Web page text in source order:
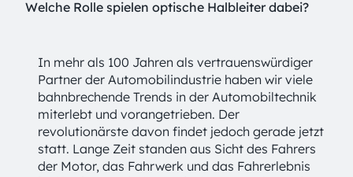
Welche Rolle spielen optische Halbleiter dabei?
In mehr als 100 Jahren als vertrauenswürdiger
Partner der Automobilindustrie haben wir viele
bahnbrechende Trends in der Automobiltechnik
miterlebt und vorangetrieben. Der
revolutionärste davon findet jedoch gerade jetzt
statt. Lange Zeit standen aus Sicht des Fahrers
der Motor, das Fahrwerk und das Fahrerlebnis